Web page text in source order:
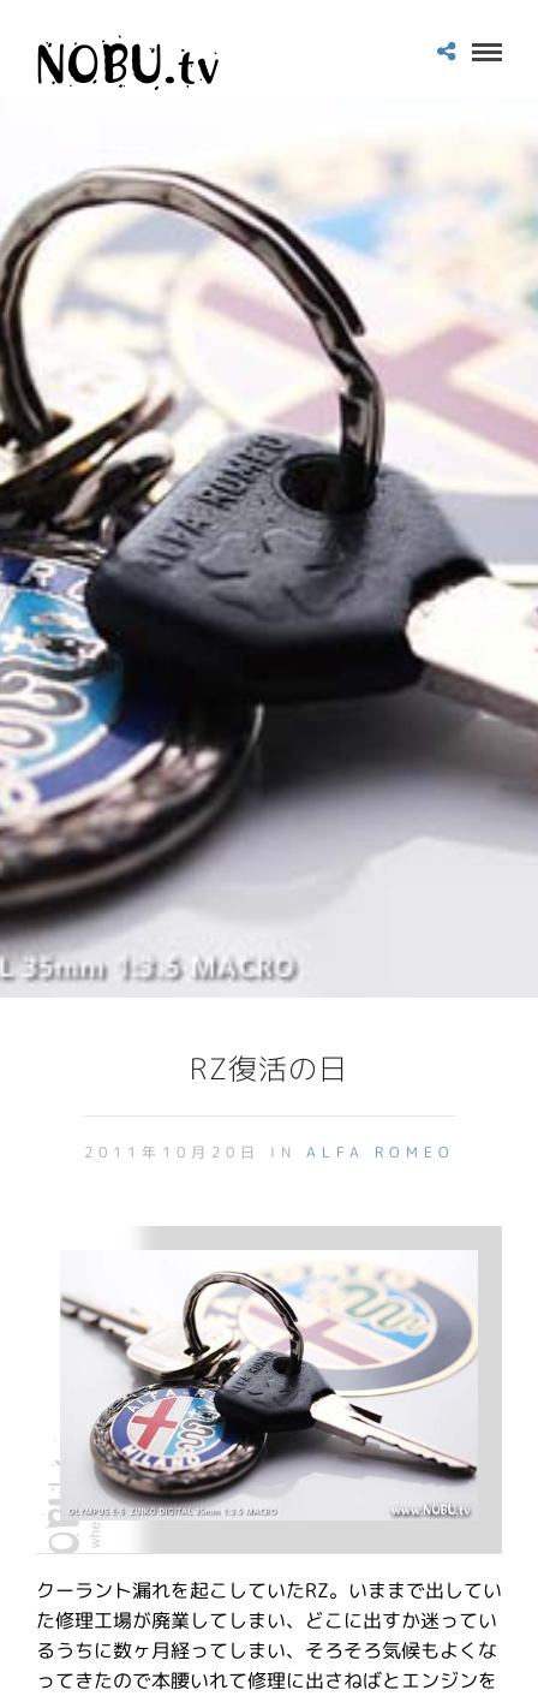
RZ復活の日
2011年10月20日 IN ALFA ROMEO
クーラント漏れを起こしていたRZ。いままで出してい
た修理工場が廃業してしまい、どこに出すか迷ってい
るうちに数ヶ月経ってしまい、そろそろ気候もよくな
ってきたので本腰いれて修理に出さねばとエンジンを